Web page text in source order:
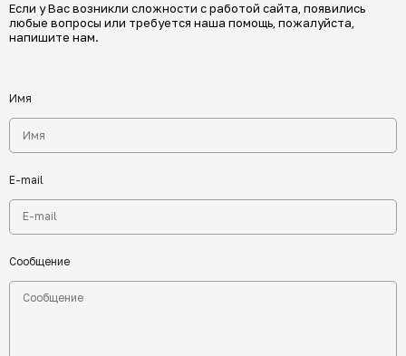
Если у Вас возникли сложности с работой сайта, появились
любые вопросы или требуется наша помощь, пожалуйста,
напишите нам.
Имя
E-mail
Сообщение